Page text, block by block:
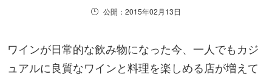
公開：2015年02月13日
ワインが日常的な飲み物になった今、一人でもカジ
ュアルに良質なワインと料理を楽しめる店が増えて